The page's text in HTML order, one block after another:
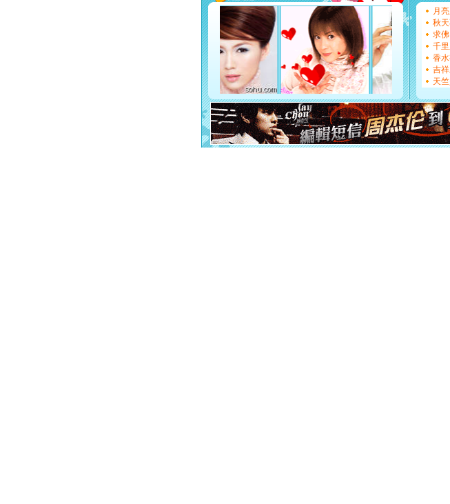
你是我专业！
[元旦]
如果上
起；二是再
离。水晶之
[元旦]
当我狠
泣，这痛楚
卖了。水晶
[春节] 风柔雨
颜！冬去春来
道一声平安！
[春节]传说薰
片叶子是希望
送你一棵薰衣
月
秋
求佛
千
香
吉
天